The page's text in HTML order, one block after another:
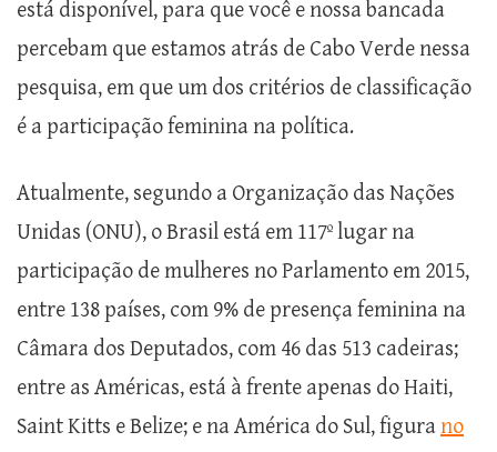
está disponível, para que você e nossa bancada
percebam que estamos atrás de Cabo Verde nessa
pesquisa, em que um dos critérios de classificação
é a participação feminina na política.
Atualmente, segundo a Organização das Nações
Unidas (ONU), o Brasil está em 117º lugar na
participação de mulheres no Parlamento em 2015,
entre 138 países, com 9% de presença feminina na
Câmara dos Deputados, com 46 das 513 cadeiras;
entre as Américas, está à frente apenas do Haiti,
Saint Kitts e Belize; e na América do Sul, figurano